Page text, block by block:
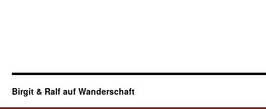
Birgit & Ralf auf Wanderschaft